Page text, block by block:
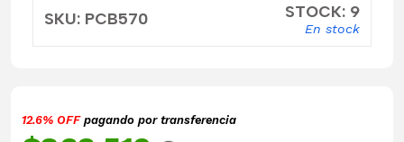
SKU: PCB570 STOCK: 9
En stock
12.6% OFFpagando por transferencia